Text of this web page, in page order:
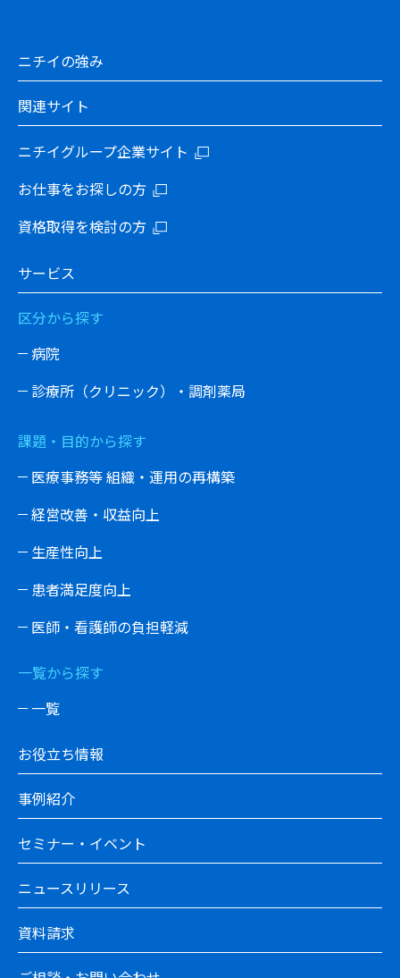
ニチイの強み
関連サイト
ニチイグループ企業サイト
お仕事をお探しの方
資格取得を検討の方
サービス
区分から探す
病院
診療所（クリニック）・調剤薬局
課題・目的から探す
医療事務等 組織・運用の再構築
経営改善・収益向上
生産性向上
患者満足度向上
医師・看護師の負担軽減
一覧から探す
一覧
お役立ち情報
事例紹介
セミナー・イベント
ニュースリリース
資料請求